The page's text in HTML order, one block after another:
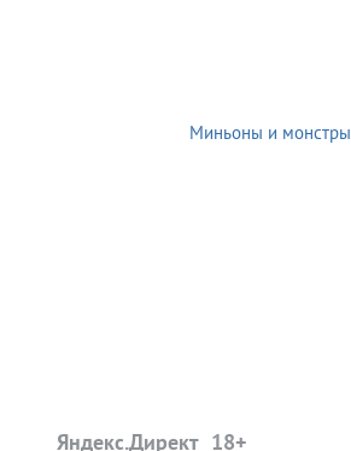
Миньоны и монстры
Яндекс.Директ